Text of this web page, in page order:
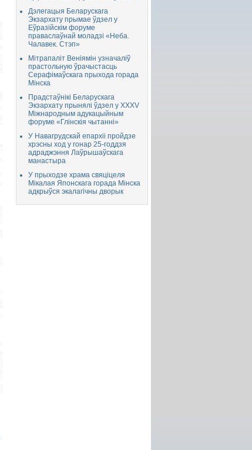
Дэлегацыя Беларускага
Экзархату прымае ўдзел у
Еўразійскім форуме
праваслаўнай моладзі «Неба.
Чалавек. Стэп»
Мітрапаліт Веніямін узначаліў
прастольную ўрачыстасць
Серафімаўскага прыхода горада
Мінска
Прадстаўнікі Беларускага
Экзархату прынялі ўдзел у XXXV
Міжнародным адукацыйным
форуме «Глінскія чытанні»
У Навагрудскай епархіі пройдзе
хрэсны ход у гонар 25-годдзя
адраджэння Лаўрышаўскага
манастыра
У прыходзе храма свяціцеля
Мікалая Японскага горада Мінска
адкрыўся экалагічны дворык